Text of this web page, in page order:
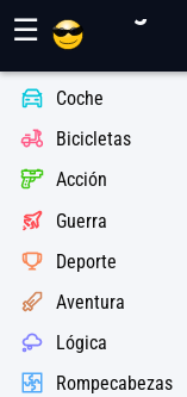
☰
Coche
Bicicletas
Acción
Guerra
Deporte
Aventura
Lógica
Rompecabezas